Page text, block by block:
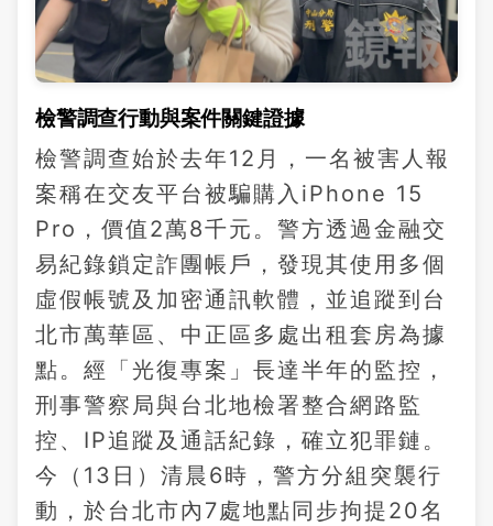
檢警調查行動與案件關鍵證據
檢警調查始於去年12月，一名被害人報
案稱在交友平台被騙購入iPhone 15
Pro，價值2萬8千元。警方透過金融交
易紀錄鎖定詐團帳戶，發現其使用多個
虛假帳號及加密通訊軟體，並追蹤到台
北市萬華區、中正區多處出租套房為據
點。經「光復專案」長達半年的監控，
刑事警察局與台北地檢署整合網路監
控、IP追蹤及通話紀錄，確立犯罪鏈。
今（13日）清晨6時，警方分組突襲行
動，於台北市內7處地點同步拘提20名